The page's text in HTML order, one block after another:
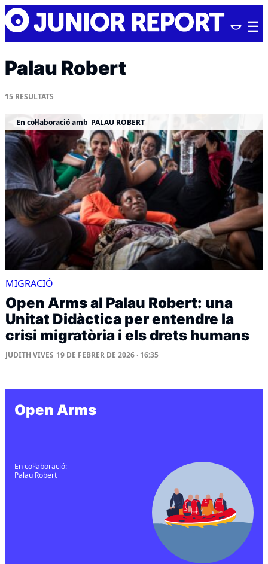
Skip
to
content
Junior
Report
Palau Robert
15 RESULTATS
En col·laboració amb PALAU ROBERT
MIGRACIÓ
Open Arms al Palau Robert: una
Unitat Didàctica per entendre la
crisi migratòria i els drets humans
JUDITH VIVES 19 DE FEBRER DE 2026 · 16:35
Open Arms
En col·laboració:
Palau Robert